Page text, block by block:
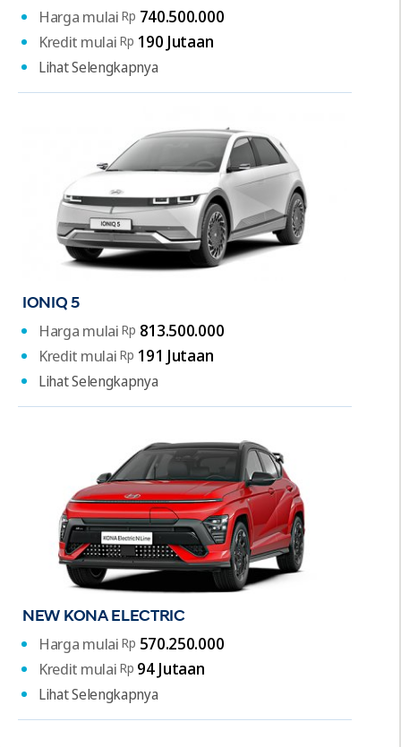
Harga mulai Rp 740.500.000
Kredit mulai Rp 190 Jutaan
Lihat Selengkapnya
IONIQ 5
Harga mulai Rp 813.500.000
Kredit mulai Rp 191 Jutaan
Lihat Selengkapnya
NEW KONA ELECTRIC
Harga mulai Rp 570.250.000
Kredit mulai Rp 94 Jutaan
Lihat Selengkapnya